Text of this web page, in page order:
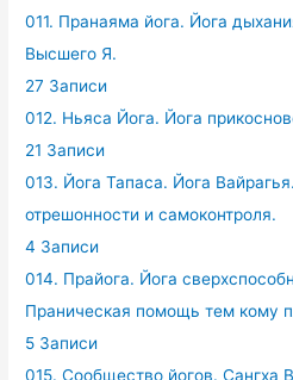
011. Пранаяма йога. Йога
Высшего Я.
27 Записи
012. Ньяса Йога. Йога
21 Записи
013. Йога Тапаса. Йога
отрешонности и самоконтроля.
4 Записи
014. Прайога. Йога
Праническая помощь тем кому
5 Записи
015. Сообщество йогов. Сангха